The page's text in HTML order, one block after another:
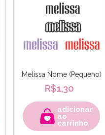
Melissa Nome (Pequeno)
R$1,30
adicionar
ao
carrinho